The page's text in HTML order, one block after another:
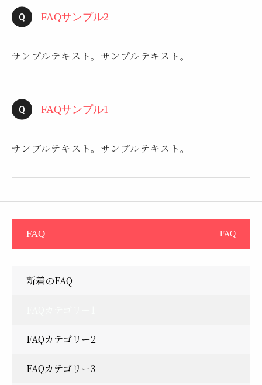
FAQサンプル2
サンプルテキスト。サンプルテキスト。
FAQサンプル1
サンプルテキスト。サンプルテキスト。
FAQ FAQ
新着のFAQ
FAQカテゴリー2
FAQカテゴリー3